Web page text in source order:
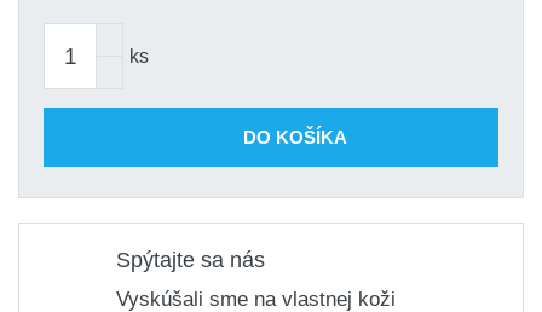
ks
DO KOŠÍKA
Spýtajte sa nás
Vyskúšali sme na vlastnej koži